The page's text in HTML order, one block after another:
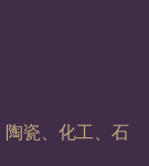
瓷、化工、石